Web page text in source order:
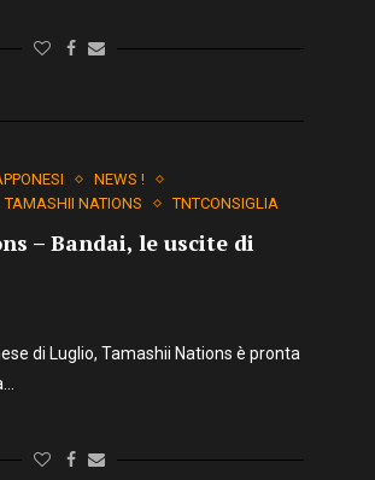
NEWS !
TAMASHII NATIONS TNTCONSIGLIA
– Bandai, le uscite di
di Luglio, Tamashii Nations è pronta